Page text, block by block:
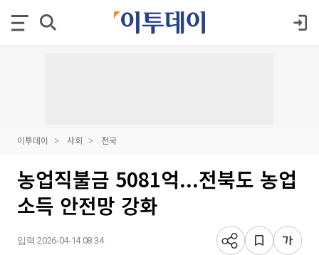
이투데이 사회 전국
농업직불금 5081억...전북도 농업
소득 안전망 강화
입력 2026-04-14 08:34